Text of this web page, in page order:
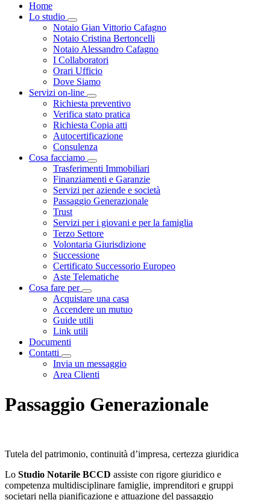
Home
Lo studio
Visualizza menù di secondo livello
Notaio Gian Vittorio Cafagno
Notaio Cristina Bertoncelli
Notaio Alessandro Cafagno
I Collaboratori
Orari Ufficio
Dove Siamo
Servizi on-line
Visualizza menù di secondo livello
Richiesta preventivo
Verifica stato pratica
Richiesta Copia atti
Autocertificazione
Consulenza
Cosa facciamo
Visualizza menù di secondo livello
Trasferimenti Immobiliari
Finanziamenti e Garanzie
Servizi per aziende e società
Passaggio Generazionale
Trust
Servizi per i giovani e per la famiglia
Terzo Settore
Volontaria Giurisdizione
Successione
Certificato Successorio Europeo
Aste Telematiche
Cosa fare per
Visualizza menù di secondo livello
Acquistare una casa
Accendere un mutuo
Guide utili
Link utili
Documenti
Contatti
Visualizza menù di secondo livello
Invia un messaggio
Area Clienti
Passaggio Generazionale
Tutela del patrimonio, continuità d’impresa, certezza giuridica
Lo Studio Notarile BCCD assiste con rigore giuridico e
competenza multidisciplinare famiglie, imprenditori e gruppi
societari nella pianificazione e attuazione del passaggio